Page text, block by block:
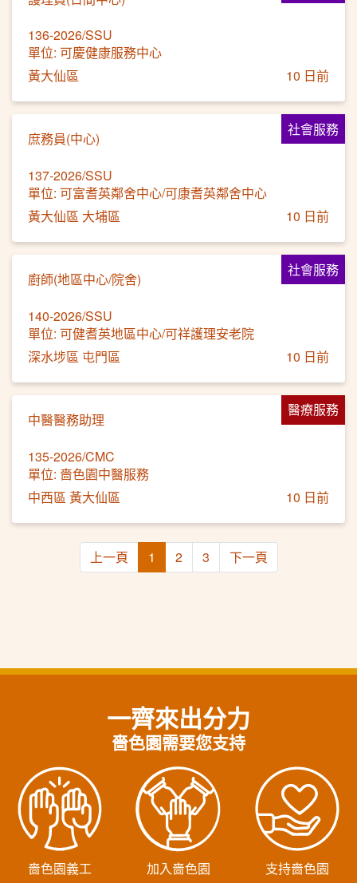
136-2026/SSU
單位: 可慶健康服務中心
黃大仙區
10 日前
社會服務
庶務員(中心)
137-2026/SSU
單位: 可富耆英鄰舍中心/可康耆英鄰舍中心
黃大仙區 大埔區
10 日前
社會服務
廚師(地區中心/院舍)
140-2026/SSU
單位: 可健耆英地區中心/可祥護理安老院
深水埗區 屯門區
10 日前
醫療服務
中醫醫務助理
135-2026/CMC
單位: 嗇色園中醫服務
中西區 黃大仙區
10 日前
上一頁 1 2 3 下一頁
一齊來出分力
嗇色園需要您支持
嗇色園義工 加入嗇色園 支持嗇色園